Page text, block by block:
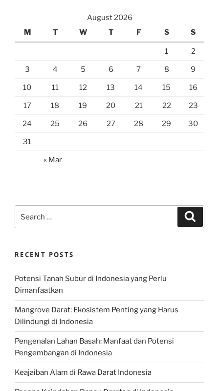
August 2026
M
T W T F S S
1 2
3 4 5 6 7 8 9
10 11 12 13 14 15 16
17 18 19 20 21 22 23
24 25 26 27 28 29 30
31
« Mar
for:
RECENT POSTS
Potensi Tanah Subur di Indonesia yang Perlu
Dimanfaatkan
Mangrove Darat: Ekosistem Penting yang Harus
Dilindungi di Indonesia
Pengenalan Lahan Basah: Manfaat dan Potensi
Pengembangan di Indonesia
Keajaiban Alam di Rawa Darat Indonesia